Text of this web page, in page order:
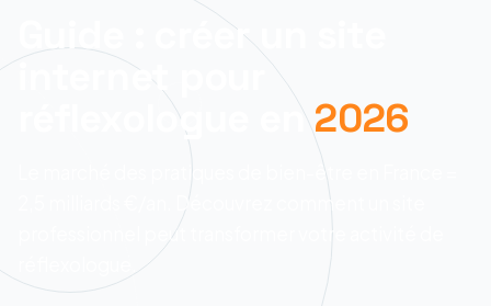
Guide : créer un site
internet pour
réflexologue en 2026
Le marché des pratiques de bien-être en France =
professionnel peut transformer votre activité de